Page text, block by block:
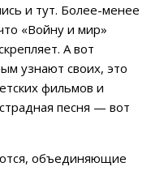
и тут. Более-менее
«Войну и мир»
А вот
узнают своих, это
фильмов и
песня — вот
объединяющие